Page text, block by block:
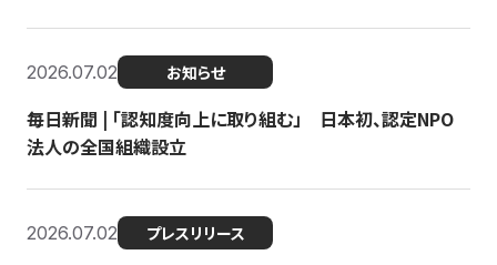
2026.07.02 お知らせ
毎日新聞 | 「認知度向上に取り組む」 日本初、認定NPO
法人の全国組織設立
2026.07.02 プレスリリース